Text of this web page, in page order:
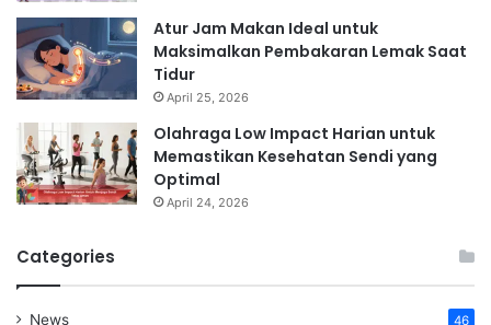
Atur Jam Makan Ideal untuk
Maksimalkan Pembakaran Lemak Saat
Tidur
April 25, 2026
Olahraga Low Impact Harian untuk
Memastikan Kesehatan Sendi yang
Optimal
April 24, 2026
Categories
News 46